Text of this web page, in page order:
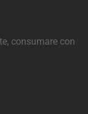
consumare con